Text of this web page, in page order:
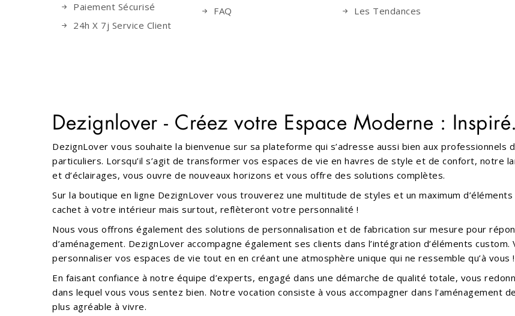
Paiement Sécurisé
24h X 7j Service Client
FAQ
Les Tendances
Dezignlover - Créez votre Espace Moderne :
DezignLover vous souhaite la bienvenue sur sa plateforme qui s’adresse aussi bien aux professionnels
particuliers. Lorsqu’il s’agit de transformer vos espaces de vie en havres de style et de confort, notre
et d’éclairages, vous ouvre de nouveaux horizons et vous offre des solutions complètes.
Sur la boutique en ligne DezignLover vous trouverez une multitude de styles et un maximum
cachet à votre intérieur mais surtout, reflèteront votre personnalité !
Nous vous offrons également des solutions de personnalisation et de fabrication sur mesure pour
d’aménagement. DezignLover accompagne également ses clients dans l’intégration d’éléments
personnaliser vos espaces de vie tout en en créant une atmosphère unique qui ne ressemble qu’à vous !
En faisant confiance à notre équipe d’experts, engagé dans une démarche de qualité totale, vous
dans lequel vous vous sentez bien. Notre vocation consiste à vous accompagner dans l’aménagement
plus agréable à vivre.